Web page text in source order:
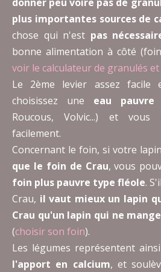
plus importantes sources de
chose qui n'est pas
bonne alimentation à côté
voir le calculateur de granulés
Le 2ème levier assez facile
choisissez une eau pauvre
Roucous, Volvic...) et vous
facilement.
Concernant le foin, si votre
que le foin de Crau, vous
foin plus pauvre type fléole.
Crau, il vaut mieux un lapin
Crau qu'un lapin qui ne
(choisir son foin).
Les légumes représentent
l'apport en calcium, et